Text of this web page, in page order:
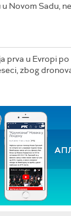
Novom Sadu,
prva u Evropi
zbog